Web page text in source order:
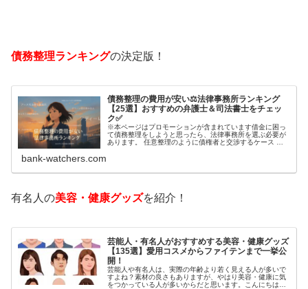
債務整理ランキングの決定版！
債務整理の費用が安い⚖️法律事務所ランキング
【25選】おすすめの弁護士＆司法書士をチェッ
ク✅
※本ページはプロモーションが含まれています借金に困っ
て債務整理をしようと思ったら、法律事務所を選ぶ必要が
あります。 任意整理のように債権者と交渉するケース 自
bank-watchers.com
有名人の美容・健康グッズを紹介！
芸能人・有名人がおすすめする美容・健康グッズ
【135選】愛用コスメからファイテンまで一挙公
開！
芸能人や有名人は、実際の年齢より若く見える人が多いで
すよね？素材の良さもありますが、やはり美容・健康に気
をつかっている人が多いからだと思います。こんにちは！